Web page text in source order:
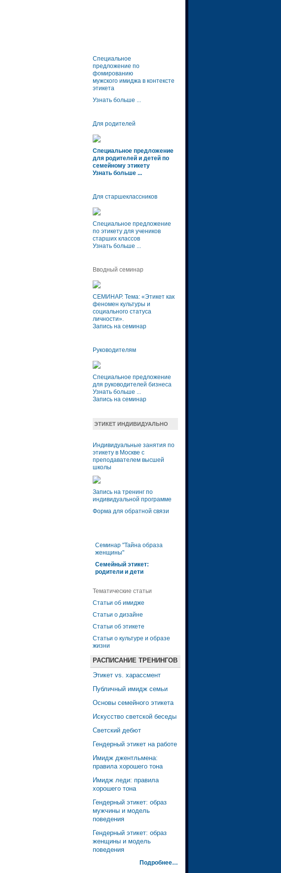
Специальное
предложение по
фомированию
мужского имиджа в контексте
этикета
Узнать больше ...
Для родителей
Специальное предложение
для родителей и детей по
семейному этикету
Узнать больше ...
Для старшеклассников
Специальное предложение
по этикету для учеников
старших классов
Узнать больше ...
Вводный семинар
СЕМИНАР. Тема: «Этикет как
феномен культуры и
социального статуса
личности».
Запись на семинар
Руководителям
Специальное предложение
для руководителей бизнеса
Узнать больше ...
Запись на семинар
ЭТИКЕТ ИНДИВИДУАЛЬНО
Индивидуальные занятия по
этикету в Москве с
преподавателем высшей
школы
Запись на тренинг по
индивидуальной программе
Форма для обратной связи
Семинар "Тайна образа
женщины"
Семейный этикет:
родители и дети
Тематические статьи
Статьи об имидже
Статьи о дизайне
Статьи об этикете
Статьи о культуре и образе
жизни
РАСПИСАНИЕ ТРЕНИНГОВ
Этикет vs. харассмент
Публичный имидж семьи
Основы семейного этикета
Искусство светской беседы
Светский дебют
Гендерный этикет на работе
Имидж джентльмена:
правила хорошего тона
Имидж леди: правила
хорошего тона
Гендерный этикет: образ
мужчины и модель
поведения
Гендерный этикет: образ
женщины и модель
поведения
Подробнее…